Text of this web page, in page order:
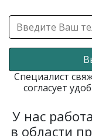
Специалист
согласует
У нас
в области